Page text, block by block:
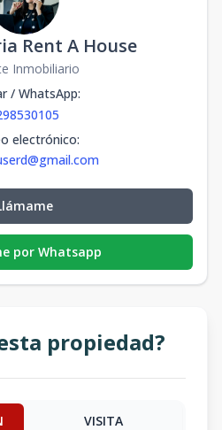
Rent A House
Inmobiliario
/ WhatsApp:
electrónico:
por Whatsapp
propiedad?
VISITA